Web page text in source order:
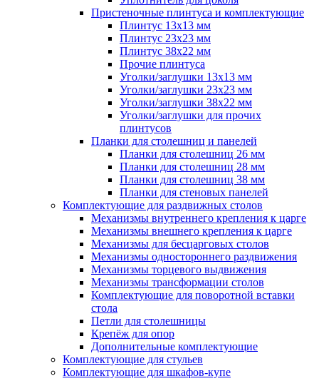
Пристеночные плинтуса и комплектующие
Плинтус 13х13 мм
Плинтус 23х23 мм
Плинтус 38х22 мм
Прочие плинтуса
Уголки/заглушки 13х13 мм
Уголки/заглушки 23х23 мм
Уголки/заглушки 38х22 мм
Уголки/заглушки для прочих
плинтусов
Планки для столешниц и панелей
Планки для столешниц 26 мм
Планки для столешниц 28 мм
Планки для столешниц 38 мм
Планки для стеновых панелей
Комплектующие для раздвижных столов
Механизмы внутреннего крепления к царге
Механизмы внешнего крепления к царге
Механизмы для бесцарговых столов
Механизмы одностороннего раздвижения
Механизмы торцевого выдвижения
Механизмы трансформации столов
Комплектующие для поворотной вставки
стола
Петли для столешницы
Крепёж для опор
Дополнительные комплектующие
Комплектующие для стульев
Комплектующие для шкафов-купе